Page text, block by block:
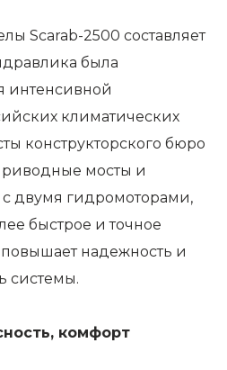
Scarab-2500 составляет
была
интенсивной
климатических
конструкторского бюро
мосты и
с двумя гидромоторами,
быстрое и точное
надежность и
системы.
комфорт